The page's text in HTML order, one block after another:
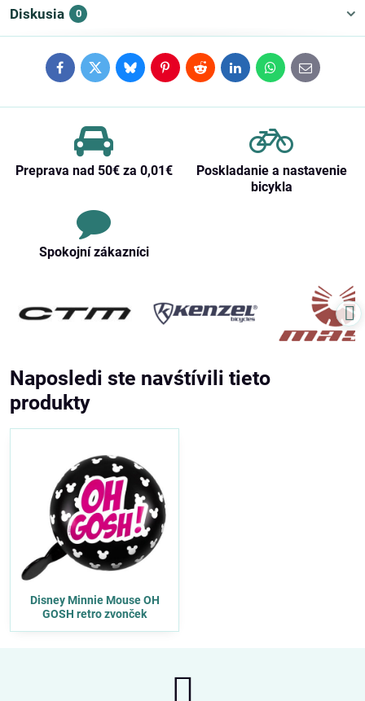
Diskusia 0
FacebookTwitterBlueskyPinterestRedditLinkedInWhatsApp
E-
mail
Preprava nad 50€ za 0,01€
Poskladanie a nastavenie
bicykla
Spokojní zákazníci
Naposledi ste navśtívili tieto
produkty
Disney Minnie Mouse OH
GOSH retro zvonček